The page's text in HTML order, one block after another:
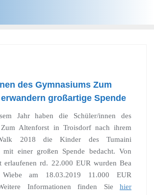
des Gymnasiums Zum
großartige Spende
Jahr haben die Schüler/innen des
Zum Altenforst in Troisdorf nach ihrem
2018 die Kinder des Tumaini
mit einer großen Spende bedacht. Von
erlaufenen rd. 22.000 EUR wurden Bea
am 18.03.2019 11.000 EUR
Informationen finden Sie hier